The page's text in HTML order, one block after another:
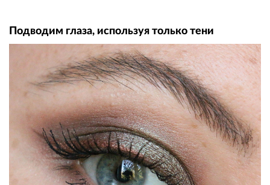
Подводим глаза, используя только тени